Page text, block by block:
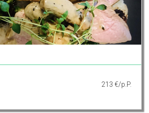
213 €/p.P.